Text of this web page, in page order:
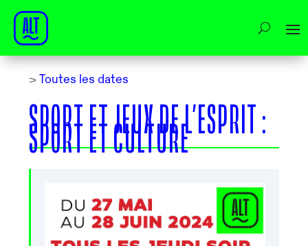
> Toutes les dates
SPORT ET JEUX DE L’ESPRIT :
SPORT ET CULTURE